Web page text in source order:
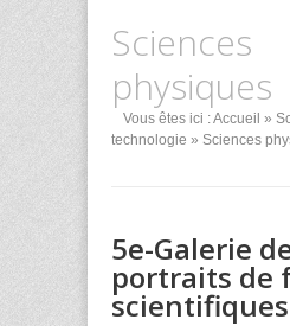
Sciences
physiques
Vous êtes ici :Accueil »
technologie » Sciences
5e-Galerie
portraits de
scientifiques